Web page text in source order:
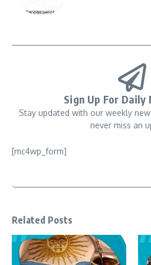
Sign Up For Daily
Stay updated with our weekly
never miss an
[mc4wp_form]
Related Posts